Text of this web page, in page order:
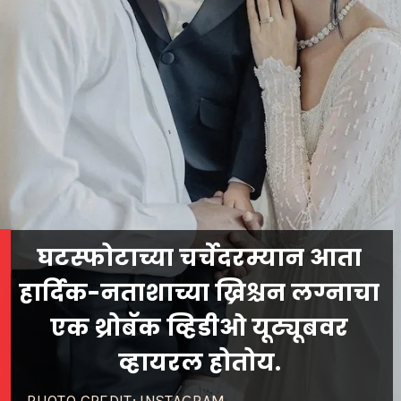
घटस्फोटाच्या चर्चेदरम्यान आता
हार्दिक-नताशाच्या ख्रिश्चन लग्नाचा
एक थ्रोबॅक व्हिडीओ यूट्यूबवर
व्हायरल होतोय.